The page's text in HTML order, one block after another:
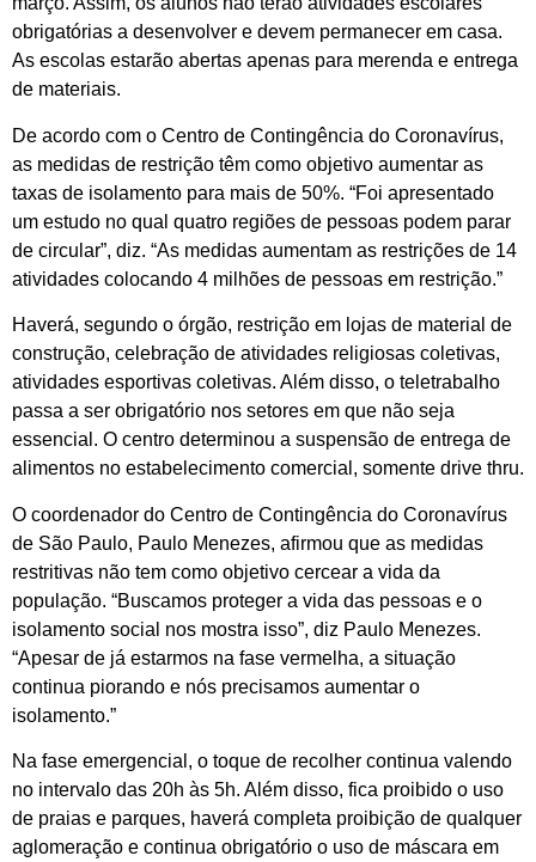
obrigatórias a desenvolver e devem permanecer em casa.
As escolas estarão abertas apenas para merenda e entrega
de materiais.
De acordo com o Centro de Contingência do Coronavírus,
as medidas de restrição têm como objetivo aumentar as
taxas de isolamento para mais de 50%. “Foi apresentado
um estudo no qual quatro regiões de pessoas podem parar
de circular”, diz. “As medidas aumentam as restrições de 14
atividades colocando 4 milhões de pessoas em restrição.”
Haverá, segundo o órgão, restrição em lojas de material de
construção, celebração de atividades religiosas coletivas,
atividades esportivas coletivas. Além disso, o teletrabalho
passa a ser obrigatório nos setores em que não seja
essencial. O centro determinou a suspensão de entrega de
alimentos no estabelecimento comercial, somente drive thru.
O coordenador do Centro de Contingência do Coronavírus
de São Paulo, Paulo Menezes, afirmou que as medidas
restritivas não tem como objetivo cercear a vida da
população. “Buscamos proteger a vida das pessoas e o
isolamento social nos mostra isso”, diz Paulo Menezes.
“Apesar de já estarmos na fase vermelha, a situação
continua piorando e nós precisamos aumentar o
isolamento.”
Na fase emergencial, o toque de recolher continua valendo
no intervalo das 20h às 5h. Além disso, fica proibido o uso
de praias e parques, haverá completa proibição de qualquer
aglomeração e continua obrigatório o uso de máscara em